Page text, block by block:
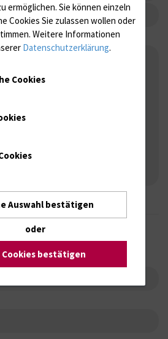
ermöglichen. Sie können einzeln
Cookies Sie zulassen wollen oder
Weitere Informationen
Datenschutzerklärung.
Cookies
Auswahl bestätigen
oder
Cookies bestätigen